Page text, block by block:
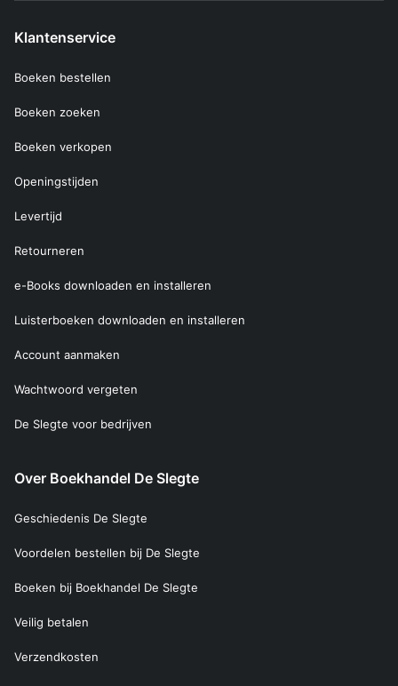
Klantenservice
Boeken bestellen
Boeken zoeken
Boeken verkopen
Openingstijden
Levertijd
Retourneren
e-Books downloaden en installeren
Luisterboeken downloaden en installeren
Account aanmaken
Wachtwoord vergeten
De Slegte voor bedrijven
Over Boekhandel De Slegte
Geschiedenis De Slegte
Voordelen bestellen bij De Slegte
Boeken bij Boekhandel De Slegte
Veilig betalen
Verzendkosten